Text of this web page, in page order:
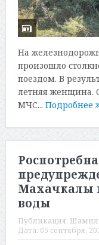
На
произошло
поездом. В
летняя женщина.
МЧС... Подробнее
Махачкалы
воды
Публикация:
Дата: 05 сентября,